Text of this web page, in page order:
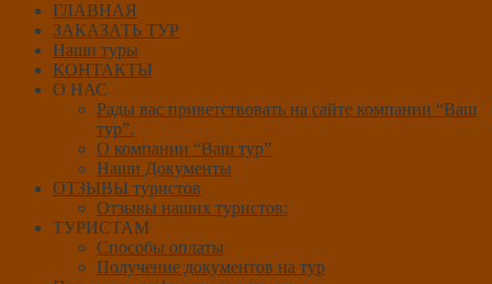
ГЛАВНАЯ
ЗАКАЗАТЬ ТУР
Наши туры
КОНТАКТЫ
О НАС
Рады вас приветствовать на сайте компании “Ваш
тур”.
О компании “Ваш тур”
Наши Документы
ОТЗЫВЫ туристов
Отзывы наших туристов:
ТУРИСТАМ
Способы оплаты
Получение документов на тур